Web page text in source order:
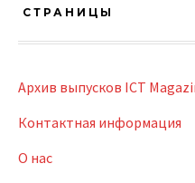
СТРАНИЦЫ
Архив выпусков ICT
Контактная информация
О нас